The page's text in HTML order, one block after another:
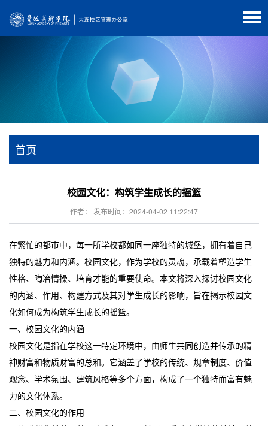
首页
校园文化：构筑学生成长的摇篮
作者： 发布时间：2024-04-02 11:22:47
在繁忙的都市中，每一所学校都如同一座独特的城堡，拥有着自己
独特的魅力和内涵。校园文化，作为学校的灵魂，承载着塑造学生
性格、陶冶情操、培育才能的重要使命。本文将深入探讨校园文化
的内涵、作用、构建方式及其对学生成长的影响，旨在揭示校园文
化如何成为构筑学生成长的摇篮。
一、校园文化的内涵
校园文化是指在学校这一特定环境中，由师生共同创造并传承的精
神财富和物质财富的总和。它涵盖了学校的传统、规章制度、价值
观念、学术氛围、建筑风格等多个方面，构成了一个独特而富有魅
力的文化体系。
二、校园文化的作用